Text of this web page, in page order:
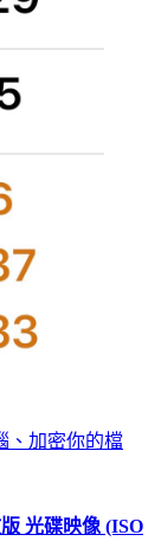
、加密你的檔
光碟映像 (ISO